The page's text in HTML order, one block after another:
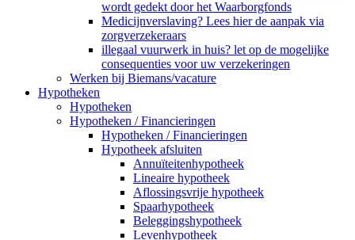
wordt gedekt door het Waarborgfonds
Medicijnverslaving? Lees hier de aanpak via
zorgverzekeraars
illegaal vuurwerk in huis? let op de mogelijke
consequenties voor uw verzekeringen
Werken bij Biemans/vacature
Hypotheken
Hypotheken
Hypotheken / Financieringen
Hypotheken / Financieringen
Hypotheek afsluiten
Annuïteitenhypotheek
Lineaire hypotheek
Aflossingsvrije hypotheek
Spaarhypotheek
Beleggingshypotheek
Levenhypotheek